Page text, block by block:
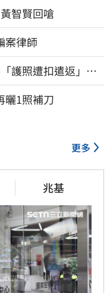
智賢回嗆
案律師
「護照遭扣遣返」
曬1照補刀
更多
兆基